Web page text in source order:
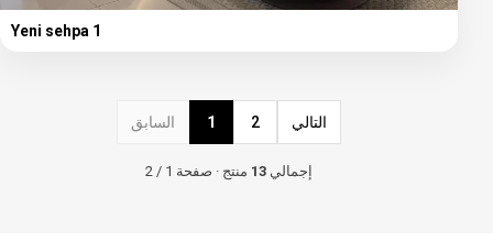
Yeni sehpa 1
السابق 1 2 التالي
إجمالي 13 منتج · صفحة 1 / 2